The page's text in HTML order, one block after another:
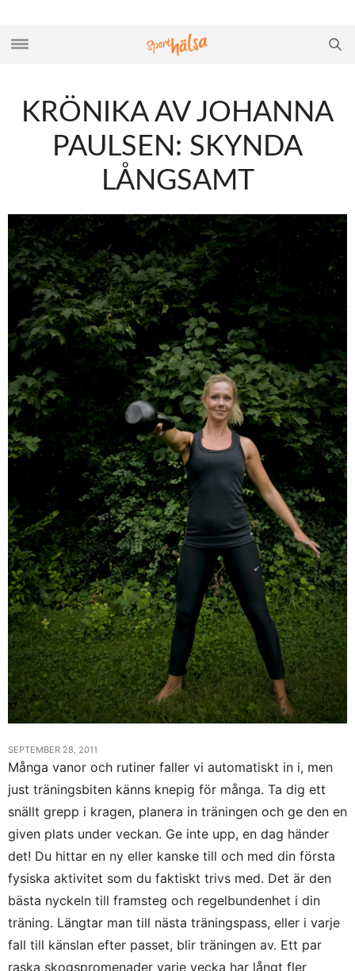
KRÖNIKA AV JOHANNA
PAULSEN: SKYNDA
LÅNGSAMT
SEPTEMBER 28, 2011
Många vanor och rutiner faller vi automatiskt in i, men
just träningsbiten känns knepig för många. Ta dig ett
snällt grepp i kragen, planera in träningen och ge den en
given plats under veckan. Ge inte upp, en dag händer
det! Du hittar en ny eller kanske till och med din första
fysiska aktivitet som du faktiskt trivs med. Det är den
bästa nyckeln till framsteg och regelbundenhet i din
träning. Längtar man till nästa träningspass, eller i varje
fall till känslan efter passet, blir träningen av. Ett par
raska skogspromenader varje vecka har långt fler